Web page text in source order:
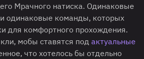
Мрачного натиска. Одинаковые
одинаковые команды, которых
для комфортного прохождения.
мобы ставятся под актуальные
что хотелось бы отдельно